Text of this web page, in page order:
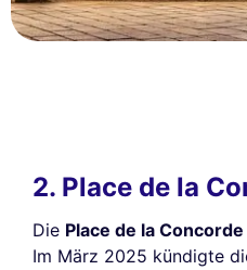
2. Place de la
Die Place de la Concorde
Im März 2025 kündigte